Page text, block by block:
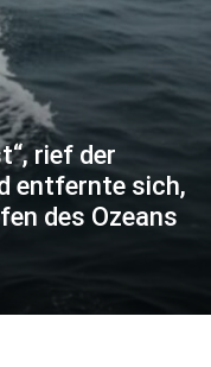
rief der
entfernte sich,
des Ozeans